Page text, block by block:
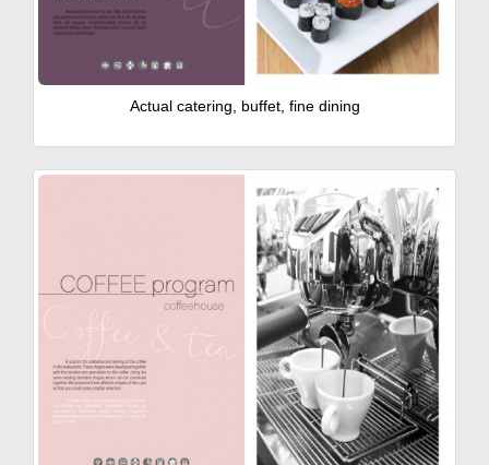
Actual catering, buffet, fine dining